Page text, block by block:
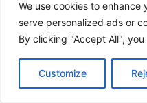
We use cookies to enhance
serve personalized ads or
By clicking "Accept All",
Customize
telefonia aumenta i
cliente è complicato ed
per compilare gli orari
presenze al
nostro software per i
successo lo hanno già